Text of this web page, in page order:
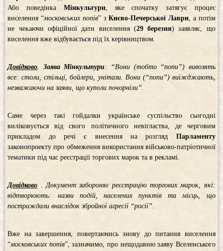
Або поведінка Мінкультури, яке спочатку затягує процес
виселення “московських попів” зКиєво-Печерської Лаври , а потім
не чекаючи офіційної дати виселення (29 березня) заявляє, що
виселення вже відбувається під їх керівництвом.
Довідково Заява Мінкультури : “Вони (тобто “попи”) вивозять
все: столи, стільці, бойлери, унітази. Вони (“попи”) виїжджають,
незважаючи на заяви, що куполи почорніли”.
Саме через такі гойдалки українське суспільство сьогодні
виліковується від свого політичного невігластва, де черговим
прикладом до речі є внесення на розгляд Парламенту
законопроекту про обмеження використання військово-патріотичної
тематики під час реєстрації торгових марок та в рекламі.
Довідково
. Документ забороняє реєстрацію торгових марок, які:
відтворюють: назви подій, населених пунктів та місць, що
постраждали внаслідок збройної агресії “росії”.
Вже на завершення, повертаючись знову до питання виселення
“московських попів”, зазначимо, про нещодавню заяву Вселенського